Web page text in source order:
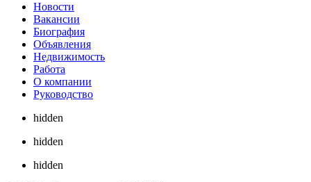
Новости
Вакансии
Биография
Объявления
Недвижимость
Работа
О компании
Руководство
hidden
hidden
hidden